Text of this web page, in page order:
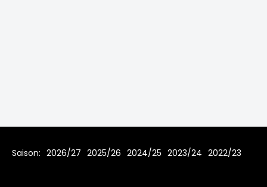
Saison: 2026/27 2025/26 2024/25 2023/24 2022/23